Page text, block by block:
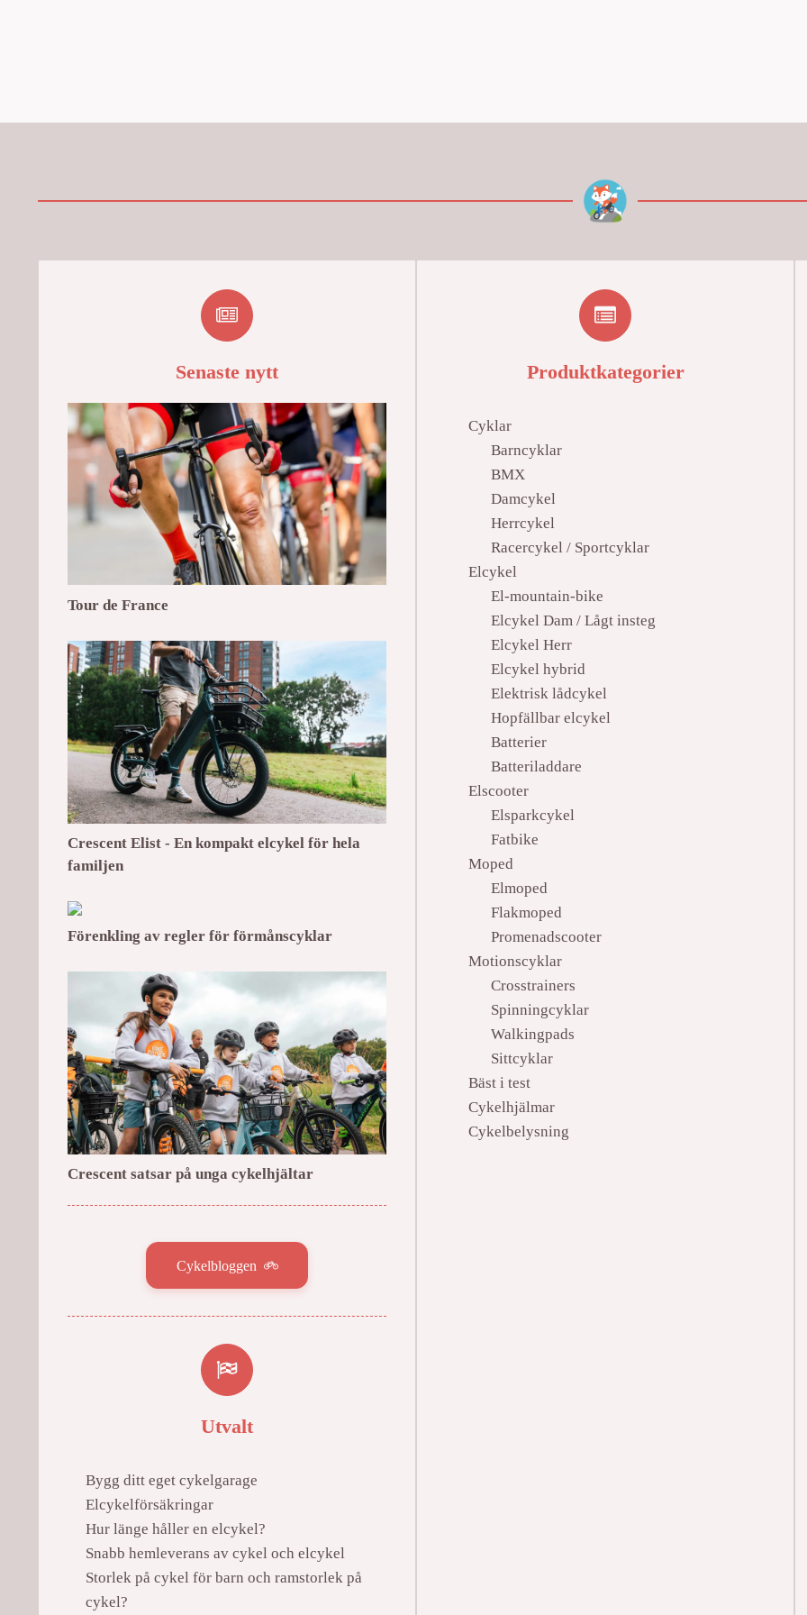
Senaste nytt
Tour de France
Crescent Elist - En kompakt elcykel för hela
familjen
Förenkling av regler för förmånscyklar
Crescent satsar på unga cykelhjältar
Cykelbloggen
Utvalt
Bygg ditt eget cykelgarage
Elcykelförsäkringar
Hur länge håller en elcykel?
Snabb hemleverans av cykel och elcykel
Storlek på cykel för barn och ramstorlek på
cykel?
Produktkategorier
Cyklar
Barncyklar
BMX
Damcykel
Herrcykel
Racercykel / Sportcyklar
Elcykel
El-mountain-bike
Elcykel Dam / Lågt insteg
Elcykel Herr
Elcykel hybrid
Elektrisk lådcykel
Hopfällbar elcykel
Batterier
Batteriladdare
Elscooter
Elsparkcykel
Fatbike
Moped
Elmoped
Flakmoped
Promenadscooter
Motionscyklar
Crosstrainers
Spinningcyklar
Walkingpads
Sittcyklar
Bäst i test
Cykelhjälmar
Cykelbelysning